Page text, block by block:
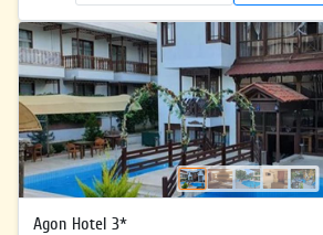
Agon Hotel 3*